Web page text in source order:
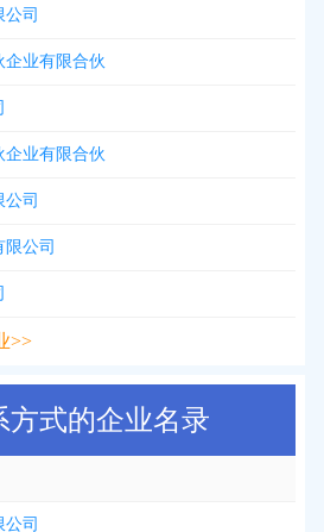
司
企业有限合伙
企业有限合伙
司
公司
>>
方式的企业名录
司